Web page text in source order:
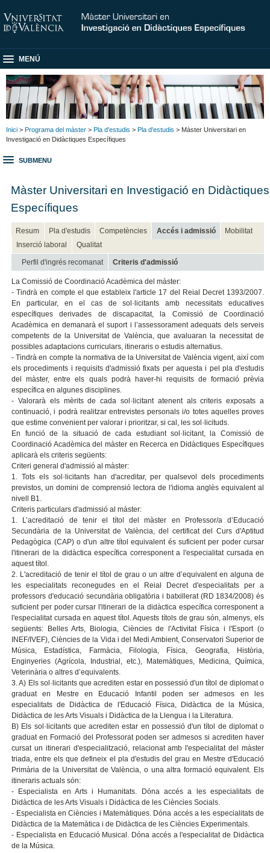
MENÚ
Inici > Programa del màster > Pla d'estudis > Pla d'estudis > Màster Universitari en
Investigació en Didàctiques Específiques
SUBMENU
Màster Universitari en Investigació en Didàctiques
Específiques
Resum Pla d'estudis Competències Accés i admissió
Mobilitat
Inserció laboral
Qualitat
Perfil d'ingrés recomanat Criteris d'admissió
La Comissió de Coordinació Acadèmica del màster:
- Tindrà en compte el que estableix l'article 17 del Reial Decret 1393/2007.
En particular, en el cas de sol·licitants amb necessitats educatives
específiques derivades de discapacitat, la Comissió de Coordinació
Acadèmica en demanarà el suport i l’assessorament adequats dels serveis
competents de la Universitat de València, que avaluaran la necessitat de
possibles adaptacions curriculars, itineraris o estudis alternatius.
- Tindrà en compte la normativa de la Universitat de València vigent, així com
els procediments i requisits d'admissió fixats per aquesta i pel pla d'estudis
del màster, entre els quals podrà haver-hi requisits de formació prèvia
específica en algunes disciplines.
- Valorarà els mèrits de cada sol·licitant atenent als criteris exposats a
continuació, i podrà realitzar entrevistes personals i/o totes aquelles proves
que estime convenient per valorar i prioritzar, si cal, les sol·licituds.
En funció de la situació de cada estudiant sol·licitant, la Comissió de
Coordinació Acadèmica del màster en Recerca en Didàctiques Específiques
aplicarà els criteris següents:
Criteri general d'admissió al màster:
1. Tots els sol·licitants han d'acreditar, per qualsevol dels procediments
previstos, un domini de comprensió lectora de l'idioma anglès equivalent al
nivell B1.
Criteris particulars d'admissió al màster:
1. L’acreditació de tenir el títol del màster en Professor/a d’Educació
Secundària de la Universitat de València, del certificat del Curs d'Aptitud
Pedagògica (CAP) o d'un altre títol equivalent és suficient per poder cursar
l'itinerari de la didàctica específica corresponent a l'especialitat cursada en
aquest títol.
2. L'acreditació de tenir el títol de grau o un altre d’equivalent en alguna de
les especialitats reconegudes en el Reial Decret d'especialitats per a
professors d'educació secundària obligatòria i batxillerat (RD 1834/2008) és
suficient per poder cursar l'itinerari de la didàctica específica corresponent a
l'especialitat cursada en aquest títol. Aquests títols de grau són, almenys, els
següents: Belles Arts, Biologia, Ciències de l'Activitat Física i l'Esport (o
INEF/IVEF), Ciències de la Vida i del Medi Ambient, Conservatori Superior de
Música, Estadística, Farmàcia, Filologia, Física, Geografia, Història,
Enginyeries (Agrícola, Industrial, etc.), Matemàtiques, Medicina, Química,
Veterinària o altres d’equivalents.
3. A) Els sol·licitants que acrediten estar en possessió d'un títol de diplomat o
graduat en Mestre en Educació Infantil poden ser admesos en les
especialitats de Didàctica de l'Educació Física, Didàctica de la Música,
Didàctica de les Arts Visuals i Didàctica de la Llengua i la Literatura.
B) Els sol·licitants que acrediten estar en possessió d'un títol de diplomat o
graduat en Formació del Professorat poden ser admesos si acrediten haver
cursat un itinerari d'especialització, relacionat amb l'especialitat del màster
triada, entre els que defineix el pla d'estudis del grau en Mestre d'Educació
Primària de la Universitat de València, o una altra formació equivalent. Els
itineraris actuals són:
- Especialista en Arts i Humanitats. Dóna accés a les especialitats de
Didàctica de les Arts Visuals i Didàctica de les Ciències Socials.
- Especialista en Ciències i Matemàtiques. Dóna accés a les especialitats de
Didàctica de la Matemàtica i de Didàctica de les Ciències Experimentals.
- Especialista en Educació Musical. Dóna accés a l'especialitat de Didàctica
de la Música.